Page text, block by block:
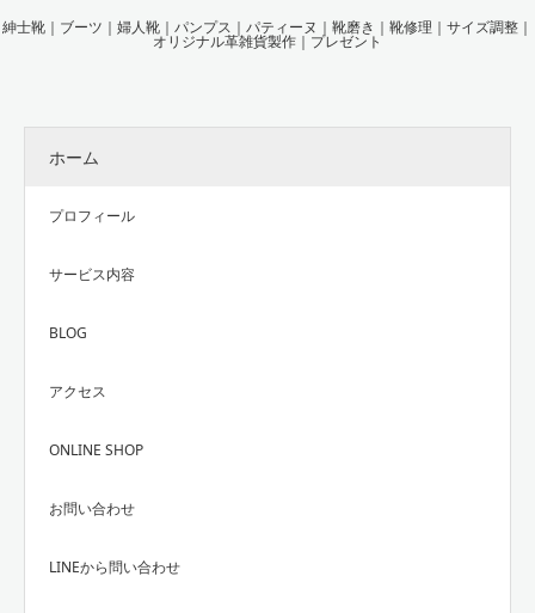
紳士靴｜ブーツ｜婦人靴｜パンプス｜パティーヌ｜靴磨き｜靴修理｜サイズ調整｜
オリジナル革雑貨製作｜プレゼント
ホーム
プロフィール
サービス内容
BLOG
アクセス
ONLINE SHOP
お問い合わせ
LINEから問い合わせ